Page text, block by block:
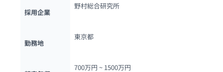
採用企業
野村総合研究所
勤務地
東京都
700万円 ~ 1500万円